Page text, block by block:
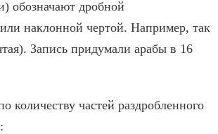
обозначают дробной
наклонной чертой. Например, так
Запись придумали арабы в 16
количеству частей раздробленного